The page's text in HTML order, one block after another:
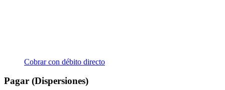
Cobrar con débito directo
Pagar (Dispersiones)